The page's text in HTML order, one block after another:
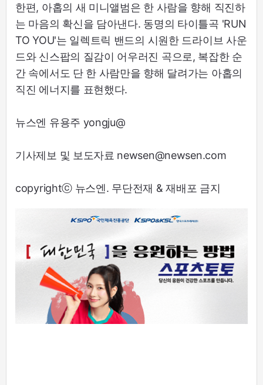
한편, 아홉의 새 미니앨범은 한 사람을 향해 직진하
는 마음의 확신을 담아낸다. 동명의 타이틀곡 'RUN
TO YOU'는 일렉트릭 밴드의 시원한 드라이브 사운
드와 신스팝의 질감이 어우러진 곡으로, 복잡한 순
간 속에서도 단 한 사람만을 향해 달려가는 아홉의
직진 에너지를 표현했다.
뉴스엔 유용주 yongju@
기사제보 및 보도자료 newsen@newsen.com
copyrightⓒ 뉴스엔. 무단전재 & 재배포 금지